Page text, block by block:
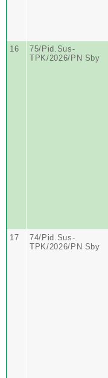
16
75/Pid.Sus-
TPK/2026/PN Sby
17
74/Pid.Sus-
TPK/2026/PN Sby